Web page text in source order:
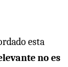
esta
no es